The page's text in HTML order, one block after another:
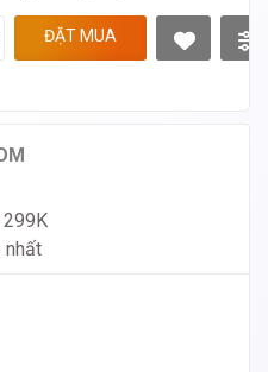
ĐẶT MUA
299K
nhất